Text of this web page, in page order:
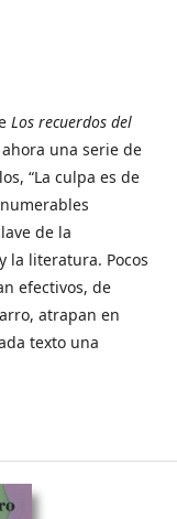
Los recuerdos del
una serie de
“La culpa es de
de la
la literatura. Pocos
efectivos, de
atrapan en
texto una